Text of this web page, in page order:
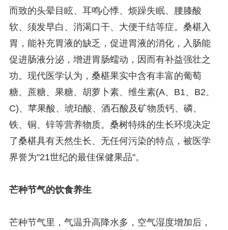
而致的头晕目眩、耳鸣心悸、烦躁失眠、腰膝酸
软、须发早白、消渴口干、大便干结等症。桑椹入
胃，能补充胃液的缺乏，促进胃液的消化，入肠能
促进肠液分泌，增进胃肠蠕动，因而有补益强壮之
功。现代医学认为，桑椹果实中含有丰富的葡萄
糖、蔗糖、果糖、胡萝卜素、维生素(A、B1、B2、
C)、苹果酸、琥珀酸、酒石酸及矿物质钙、磷、
铁、铜、锌等营养物质。桑树特殊的生长环境决定
了桑椹具有天然生长、无任何污染的特点，被医学
界誉为"21世纪的最佳保健果品"。
芒种节气的饮食养生
芒种节气里，气温升高降水多，空气湿度增加后，